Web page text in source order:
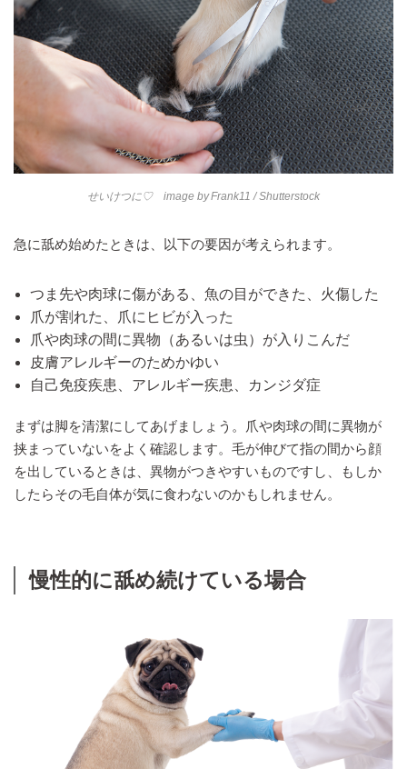
せいけつに♡ image byFrank11 / Shutterstock
急に舐め始めたときは、以下の要因が考えられます。
つま先や肉球に傷がある、魚の目ができた、火傷した
爪が割れた、爪にヒビが入った
爪や肉球の間に異物（あるいは虫）が入りこんだ
皮膚アレルギーのためかゆい
自己免疫疾患、アレルギー疾患、カンジダ症
まずは脚を清潔にしてあげましょう。爪や肉球の間に異物が
挟まっていないをよく確認します。毛が伸びて指の間から顔
を出しているときは、異物がつきやすいものですし、もしか
したらその毛自体が気に食わないのかもしれません。
慢性的に舐め続けている場合